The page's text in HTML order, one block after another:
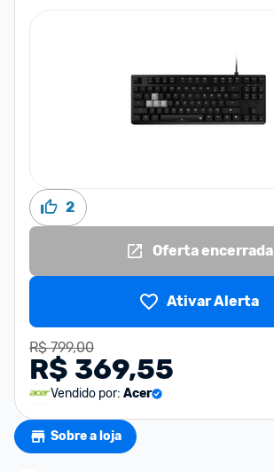
2
Oferta encerrada
Ativar Alerta
R$ 799,00
R$ 369,55
Vendido por: Acer
Sobre a loja